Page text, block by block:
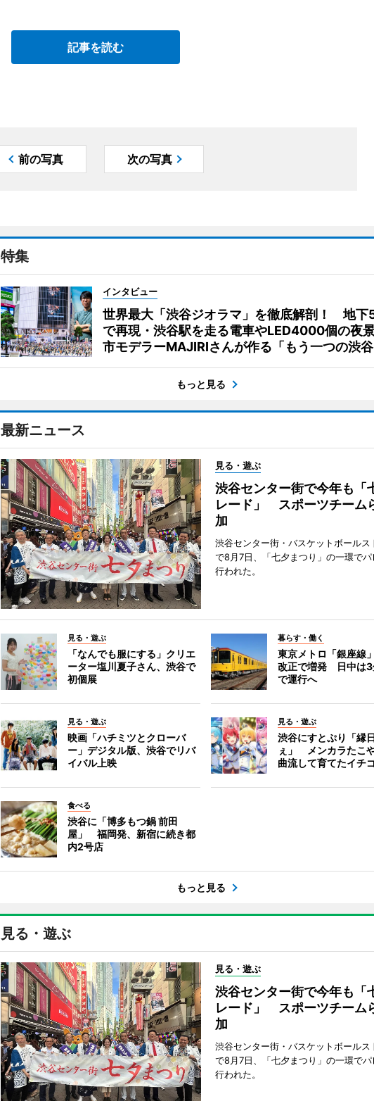
記事を読む
前の写真 次の写真
特集
インタビュー
世界最大「渋谷ジオラマ」を徹底解剖！ 地下
で再現・渋谷駅を走る電車やLED4000個の夜
市モデラーMAJIRIさんが作る「もう一つの渋谷
もっと見る
最新ニュース
見る・遊ぶ
渋谷センター街で今年も「
レード」 スポーツチーム
加
渋谷センター街・バスケットボールス
で8月7日、「七夕まつり」の一環でパ
行われた。
見る・遊ぶ
「なんでも服にする」クリエ
ーター塩川夏子さん、渋谷で
初個展
暮らす・働く
東京メトロ「銀座線
改正で増発 日中は3
で運行へ
見る・遊ぶ
映画「ハチミツとクローバ
ー」デジタル版、渋谷でリバ
イバル上映
見る・遊ぶ
渋谷にすとぷり「縁
ぇ」 メンカラたこ
曲流して育てたイチ
食べる
渋谷に「博多もつ鍋 前田
屋」 福岡発、新宿に続き都
内2号店
もっと見る
見る・遊ぶ
見る・遊ぶ
渋谷センター街で今年も「
レード」 スポーツチーム
加
渋谷センター街・バスケットボールス
で8月7日、「七夕まつり」の一環でパ
行われた。